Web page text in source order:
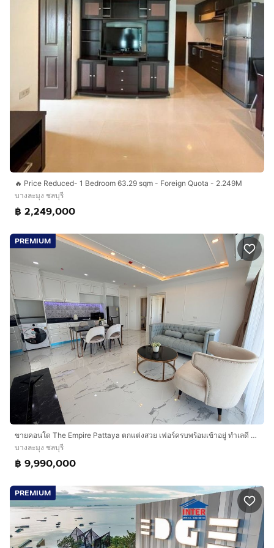
🔥 Price Reduced- 1 Bedroom 63.29 sqm - Foreign Quota - 2.249M
บางละมุง ชลบุรี
฿ 2,249,000
PREMIUM
ขายคอนโด The Empire Pattaya ตกแต่งสวย เฟอร์ครบพร้อมเข้าอยู่ ทำเลดี ใกล้หาดจอมเทียน พัทยา เพียง 5 นาที
บางละมุง ชลบุรี
฿ 9,990,000
PREMIUM